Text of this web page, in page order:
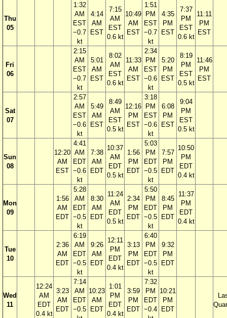
Thu
05
1:32
AM
EST
−0.7
kt
4:14
AM
EST
7:15
AM
EST
0.6 kt
10:49
AM
EST
1:51
PM
EST
−0.7
kt
4:35
PM
EST
7:37
PM
EST
0.6 kt
11:11
PM
EST
Fri
06
2:15
AM
EST
−0.7
kt
5:01
AM
EST
8:02
AM
EST
0.6 kt
11:33
AM
EST
2:34
PM
EST
−0.6
kt
5:20
PM
EST
8:19
PM
EST
0.5 kt
11:46
PM
EST
Sat
07
2:57
AM
EST
−0.6
kt
5:49
AM
EST
8:49
AM
EST
0.5 kt
12:16
PM
EST
3:18
PM
EST
−0.6
kt
6:08
PM
EST
9:04
PM
EST
0.5 kt
Sun
08
12:20
AM
EST
4:41
AM
EDT
−0.6
kt
7:38
AM
EDT
10:37
AM
EDT
0.5 kt
1:56
PM
EDT
5:03
PM
EDT
−0.5
kt
7:57
PM
EDT
10:50
PM
EDT
0.4 kt
Mon
09
1:56
AM
EDT
5:28
AM
EDT
−0.5
kt
8:30
AM
EDT
11:24
AM
EDT
0.5 kt
2:34
PM
EDT
5:50
PM
EDT
−0.5
kt
8:45
PM
EDT
11:37
PM
EDT
0.4 kt
Tue
10
2:36
AM
EDT
6:19
AM
EDT
−0.5
kt
9:26
AM
EDT
12:11
PM
EDT
0.4 kt
3:13
PM
EDT
6:40
PM
EDT
−0.5
kt
9:32
PM
EDT
Wed
11
12:24
AM
EDT
0.4 kt
3:23
AM
EDT
7:14
AM
EDT
−0.5
10:23
AM
EDT
1:01
PM
EDT
0.4 kt
3:59
PM
EDT
7:32
PM
EDT
−0.4
10:21
PM
EDT